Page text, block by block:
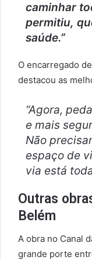
caminhar
permitiu,
saúde.”
O encarregado
destacou as
“Agora,
e mais
Não
espaço de
via está
Outras
Belém
A obra no Canal
grande porte